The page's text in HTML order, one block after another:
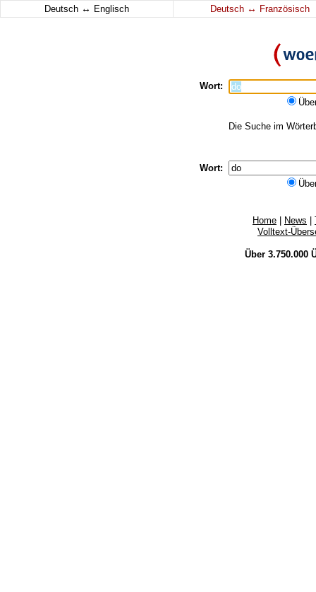
Deutsch ↔ Englisch Deutsch ↔ Französisch
Wort:
Die Suche im
Wort:
Home News
Volltext-
Über 3.750.000